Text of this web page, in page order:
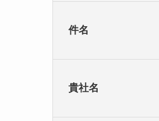
件名
貴社名